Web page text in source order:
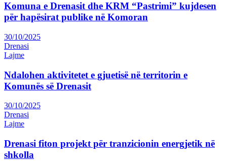
Komuna e Drenasit dhe KRM “Pastrimi” kujdesen
për hapësirat publike në Komoran
30/10/2025
Drenasi
Lajme
Ndalohen aktivitetet e gjuetisë në territorin e
Komunës së Drenasit
30/10/2025
Drenasi
Lajme
Drenasi fiton projekt për tranzicionin energjetik në
shkolla